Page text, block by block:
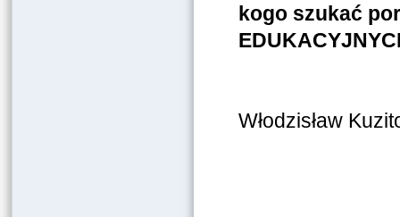
kogo szukać
Włodzisław